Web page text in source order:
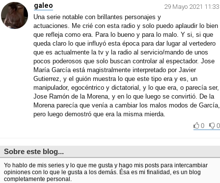
galeo
29 Mayo 2021 11:33
Una serie notable con brillantes personajes y
actuaciones. Me crié con esta radio y solo puedo aplaudir lo bien
que refleja como era. Para lo bueno y para lo malo. Y si, si que
queda claro lo que influyó esta época para dar lugar al vertedero
que es actualmente la tv y la radio al servicio/mando de unos
pocos poderosos que solo buscan controlar al espectador. Jose
María García está magistralmente interpretado por Javier
Gutierrez, y el guión muestra lo que este tipo era y es, un
manipulador, egocéntrico y dictatorial, y lo que era, o parecía ser,
Jose Ramón de la Morena, y en lo que luego se convirtió. De la
Morena parecía que venía a cambiar los malos modos de García,
pero luego demostró que era la misma mierda.
0
0
Sobre este blog...
Yo hablo de mis series y lo que me gusta y hago mis posts para intercambiar
opiniones con lo que le gusta a los demás. Ésa es mi finalidad, es un blog
completamente personal.